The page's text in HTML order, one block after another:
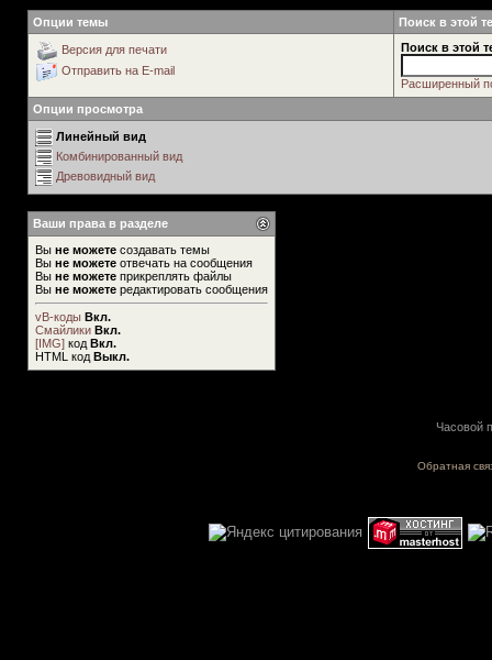
Опции темы Поиск в этой
Версия для печати
Отправить на E-mail
Поиск в этой
Расширенный
Опции просмотра
Линейный вид
Комбинированный вид
Древовидный вид
Ваши права в разделе
Вы не можете создавать темы
Вы не можете отвечать на сообщения
Вы не можете прикреплять файлы
Вы не можете редактировать сообщения
vB-коды Вкл.
Смайлики Вкл.
[IMG] код Вкл.
HTML код Выкл.
Часовой
Обратная